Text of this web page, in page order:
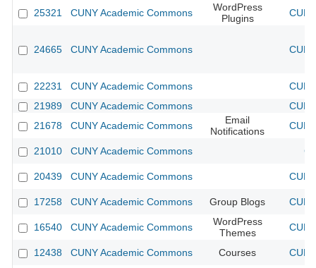
25321 CUNY Academic Commons
WordPress
Plugins
24665 CUNY Academic Commons
22231 CUNY Academic Commons
21989
CUNY Academic Commons
21678
CUNY Academic Commons
Email
Notifications
21010 CUNY Academic Commons
20439 CUNY Academic Commons
17258 CUNY Academic Commons Group Blogs
16540 CUNY Academic Commons
WordPress
Themes
12438 CUNY Academic Commons Courses